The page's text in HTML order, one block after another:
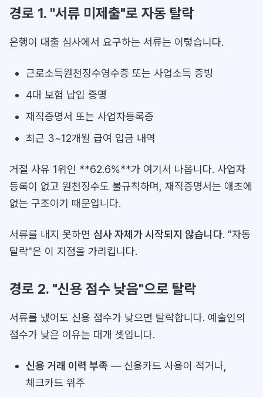
경로 1. "서류 미제출"로 자동 탈락
은행이 대출 심사에서 요구하는 서류는 이렇습니다.
근로소득원천징수영수증 또는 사업소득 증빙
4대 보험 납입 증명
재직증명서 또는 사업자등록증
최근 3~12개월 급여 입금 내역
거절 사유 1위인 **62.6%**가 여기서 나옵니다. 사업자
등록이 없고 원천징수도 불규칙하며, 재직증명서는 애초에
없는 구조이기 때문입니다.
서류를 내지 못하면 심사 자체가 시작되지 않습니다. "자동
탈락"은 이 지점을 가리킵니다.
경로 2. "신용 점수 낮음"으로 탈락
서류를 냈어도 신용 점수가 낮으면 탈락합니다. 예술인의
점수가 낮은 이유는 대개 셋입니다.
신용 거래 이력 부족— 신용카드 사용이 적거나,
체크카드 위주